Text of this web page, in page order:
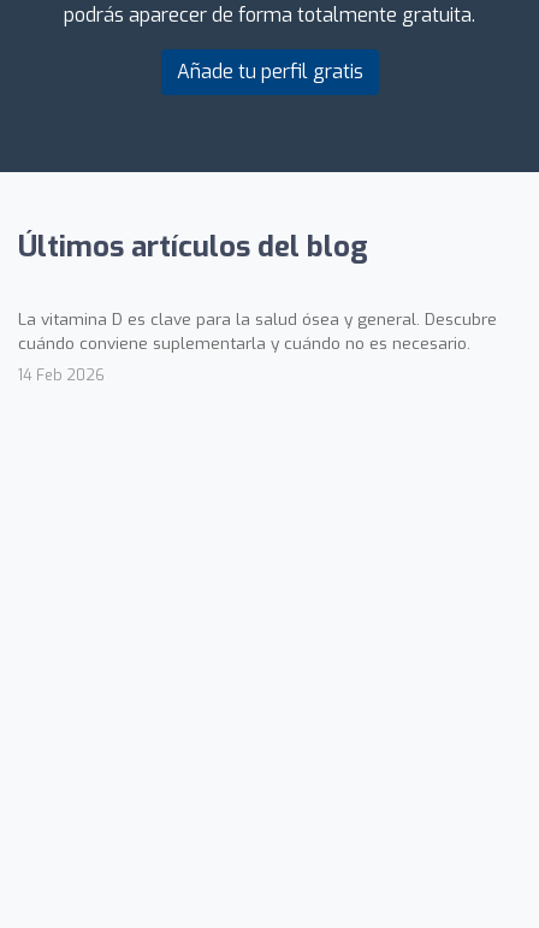
podrás aparecer de forma totalmente gratuita.
Añade tu perfil gratis
Últimos artículos del blog
La vitamina D es clave para la salud ósea y general. Descubre
cuándo conviene suplementarla y cuándo no es necesario.
14 Feb 2026